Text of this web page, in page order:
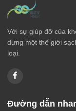
Với sự giúp đỡ của
dựng một thế giới
loại.
Đường dẫn